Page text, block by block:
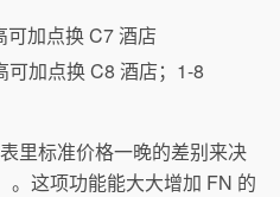
加点换 C7 酒店
加点换 C8 酒店；1-8
里标准价格一晚的差别来决
。这项功能能大大增加 FN 的